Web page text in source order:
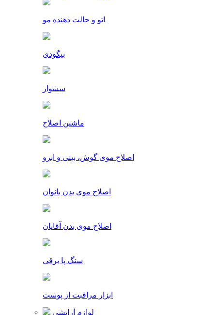
اتو و حالت دهنده مو
بیگودی
سشوار
ماشین اصلاح
اصلاح موی گوش، بینی و ابرو
اصلاح موی بدن بانوان
اصلاح موی بدن آقایان
سنگ پا برقی
ابزار مراقبت از پوست
لوازم آرایشی